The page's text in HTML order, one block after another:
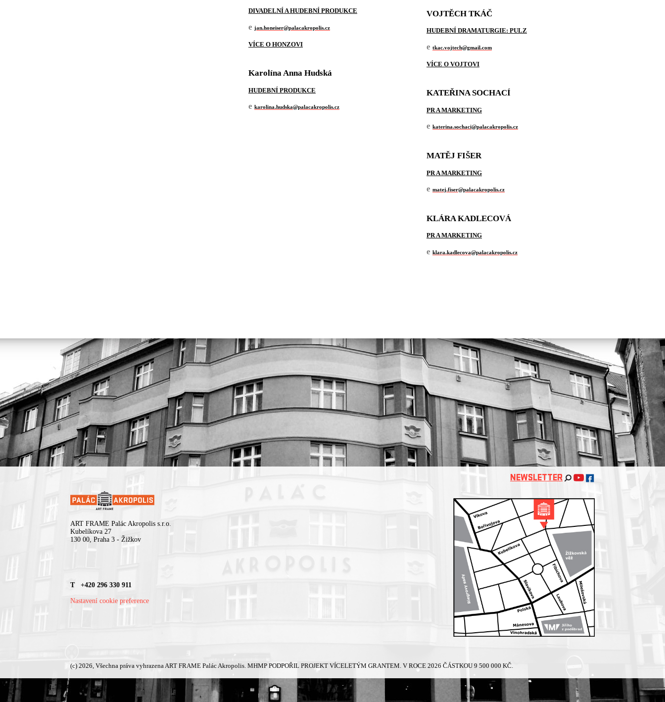
DIVADELNÍ A HUDEBNÍ PRODUKCE
e jan.honeiser@palacakropolis.cz
VÍCE O HONZOVI
Karolína Anna Hudská
HUDEBNÍ PRODUKCE
e karolina.hudska@palacakropolis.cz
VOJTĚCH TKÁČ
HUDEBNÍ DRAMATURGIE: PULZ
e tkac.vojtech@gmail.com
VÍCE O VOJTOVI
KATEŘINA SOCHACÍ
PR A MARKETING
e katerina.sochaci@palacakropolis.cz
MATĚJ FIŠER
PR A MARKETING
e matej.fiser@palacakropolis.cz
KLÁRA KADLECOVÁ
PR A MARKETING
e klara.kadlecova@palacakropolis.cz
NEWSLETTER
ART FRAME Palác Akropolis s.r.o.
Kubelíkova 27
130 00, Praha 3 - Žižkov
T +420 296 330 911
Nastavení cookie preference
(c) 2026, Všechna práva vyhrazena ART FRAME Palác Akropolis. MHMP PODPOŘIL PROJEKT VÍCELETÝM GRANTEM. V ROCE 2026 ČÁSTKOU 9 500 000 KČ.